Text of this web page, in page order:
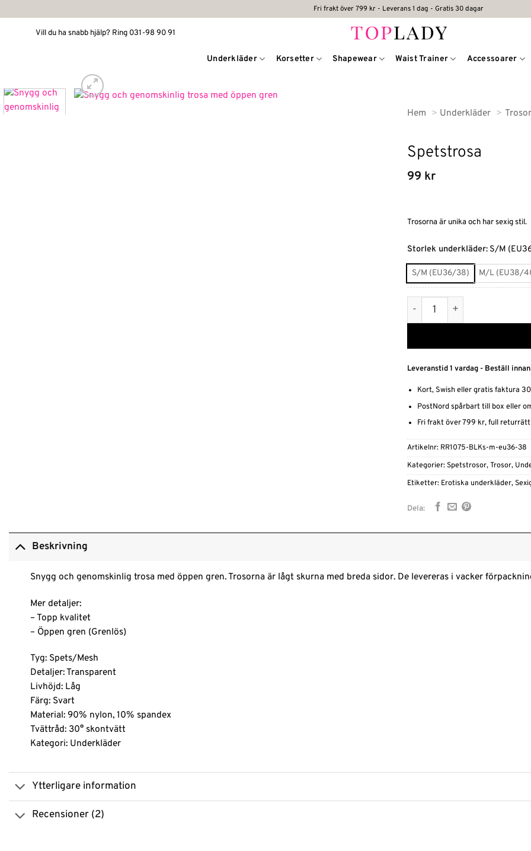
to
Fri frakt över 799 kr - Leverans 1 dag - Gratis 30 dagar
Vill du ha snabb hjälp? Ring 031-98 90 91
Underkläder Korsetter Shapewear Waist Trainer Accessoarer
Hem Underkläder Trosor
Spetstrosa
99 kr
Trosorna är unika och har sexig stil.
Storlek underkläder: S/M
S/M (EU36/38) M/L (EU38/
Spetstrosa mängd
Alternative:
Leveranstid 1 vardag - Beställ
Kort, Swish eller gratis faktura
PostNord spårbart till box eller
Fri frakt över 799 kr, full
Artikelnr: RR1075-BLKs-m-eu36-38
Kategorier: Spetstrosor,Trosor,
Etiketter: Erotiska underkläder,
Dela:
Beskrivning
Snygg och genomskinlig trosa med öppen gren. Trosorna är lågt skurna med breda sidor. De levereras i vacker
Mer detaljer:
– Topp kvalitet
– Öppen gren (Grenlös)
Tyg: Spets/Mesh
Detaljer: Transparent
Livhöjd: Låg
Färg: Svart
Material: 90% nylon, 10% spandex
Tvättråd: 30° skontvätt
Kategori: Underkläder
Ytterligare information
Recensioner (2)